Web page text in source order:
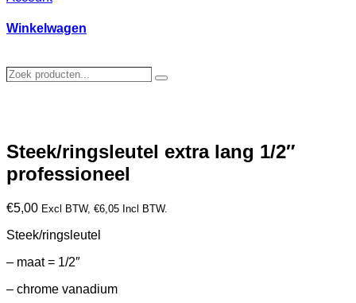
Winkelwagen
Zoek
Zoeken
Steek/ringsleutel extra lang 1/2″
professioneel
€5,00 Excl BTW, €6,05 Incl BTW.
Steek/ringsleutel
– maat = 1/2″
– chrome vanadium